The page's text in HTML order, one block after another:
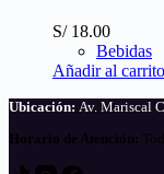
S/18.00
Bebidas
Añadir al carrito
Ubicación: Av. Mariscal
Horario de Atención: